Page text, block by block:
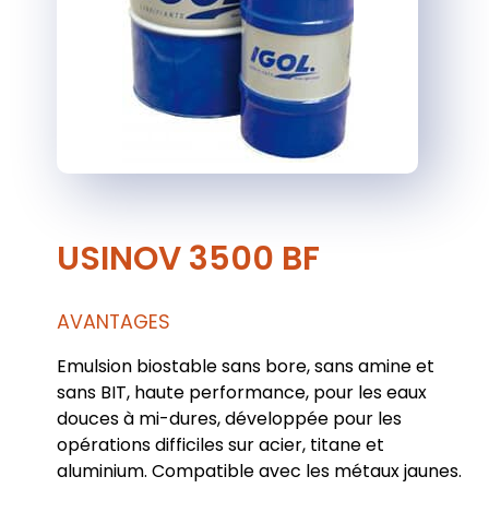
USINOV 3500 BF
AVANTAGES
Emulsion biostable sans bore, sans amine et
sans BIT, haute performance, pour les eaux
douces à mi-dures, développée pour les
opérations difficiles sur acier, titane et
aluminium. Compatible avec les métaux jaunes.